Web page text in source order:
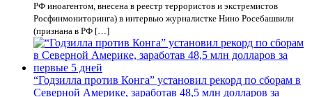
РФ иноагентом, внесена в реестр террористов и экстремистов
Росфинмониторинга) в интервью журналистке Нино Росебашвили
(признана в РФ […]
“Годзилла против Конга” установил рекорд по сборам в
Северной Америке, заработав 48,5 млн долларов за